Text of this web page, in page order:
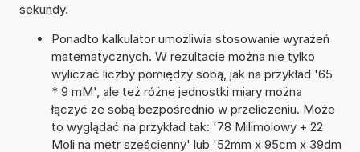
sekundy.
Ponadto kalkulator umożliwia stosowanie wyrażeń
matematycznych. W rezultacie można nie tylko
wyliczać liczby pomiędzy sobą, jak na przykład '65
* 9 mM', ale też różne jednostki miary można
łączyć ze sobą bezpośrednio w przeliczeniu. Może
to wyglądać na przykład tak: '78 Milimolowy + 22
Moli na metr sześcienny' lub '52mm x 95cm x 39dm